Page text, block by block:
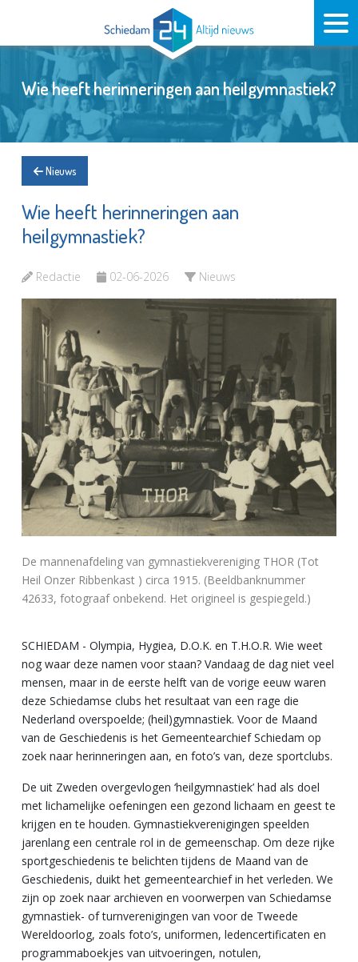
Wie heeft herinneringen aan heilgymnastiek?
Nieuws
Wie heeft herinneringen aan
heilgymnastiek?
Redactie 02-06-2026 Nieuws
De mannenafdeling van gymnastiekvereniging THOR (Tot
Heil Onzer Ribbenkast ) circa 1915. (Beeldbanknummer
42633, fotograaf onbekend. Het origineel is gespiegeld.)
SCHIEDAM - Olympia, Hygiea, D.O.K. en T.H.O.R. Wie weet
nog waar deze namen voor staan? Vandaag de dag niet veel
mensen, maar in de eerste helft van de vorige eeuw waren
deze Schiedamse clubs het resultaat van een rage die
Nederland overspoelde; (heil)gymnastiek. Voor de Maand
van de Geschiedenis is het Gemeentearchief Schiedam op
zoek naar herinneringen aan, en foto’s van, deze sportclubs.
De uit Zweden overgevlogen ‘heilgymnastiek’ had als doel
met lichamelijke oefeningen een gezond lichaam en geest te
krijgen en te houden. Gymnastiekverenigingen speelden
jarenlang een centrale rol in de gemeenschap. Om deze rijke
sportgeschiedenis te belichten tijdens de Maand van de
Geschiedenis, duikt het gemeentearchief in het verleden. We
zijn op zoek naar archieven en voorwerpen van Schiedamse
gymnastiek- of turnverenigingen van voor de Tweede
Wereldoorlog, zoals foto’s, uniformen, ledencertificaten en
programmaboekjes van uitvoeringen, notulen,